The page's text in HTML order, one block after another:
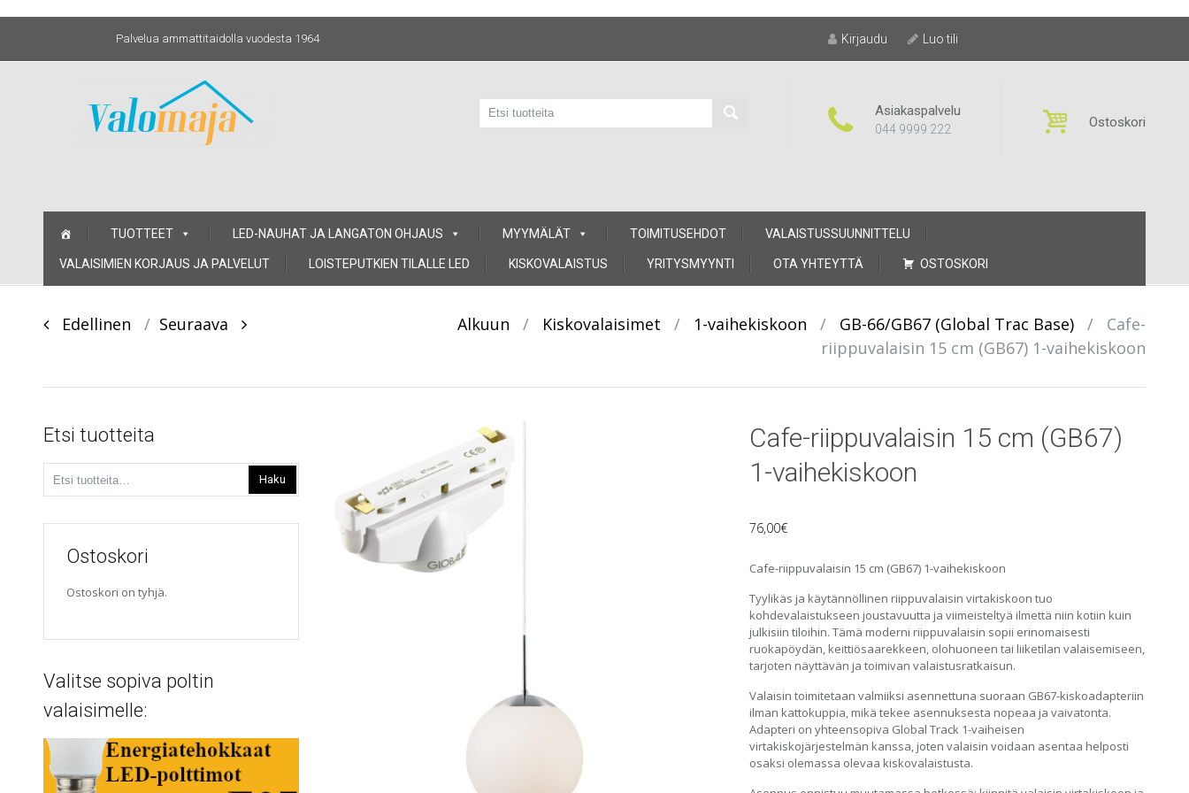
Palvelua ammattitaidolla vuodesta 1964 Kirjaudu Luo tili
Asiakaspalvelu
044 9999 222 Ostoskori
TUOTTEET LED-NAUHAT JA LANGATON OHJAUS MYYMÄLÄT TOIMITUSEHDOT VALAISTUSSUUNNITTELU
VALAISIMIEN KORJAUS JA PALVELUT LOISTEPUTKIEN TILALLE LED KISKOVALAISTUS YRITYSMYYNTI OTA YHTEYTTÄ OSTOSKORI
Post
Edellinen Seuraava Alkuun / Kiskovalaisimet / 1-vaihekiskoon / GB-66/GB67 (Global Trac Base) /
Cafe-
riippuvalaisin 15 cm (GB67) 1-vaihekiskoon
Cafe-riippuvalaisin 15 cm (GB67)
1-vaihekiskoon
76,00€
Cafe-riippuvalaisin 15 cm (GB67) 1-vaihekiskoon
Tyylikäs ja käytännöllinen riippuvalaisin virtakiskoon tuo
kohdevalaistukseen joustavuutta ja viimeisteltyä ilmettä niin kotiin kuin
julkisiin tiloihin. Tämä moderni riippuvalaisin sopii erinomaisesti
ruokapöydän, keittiösaarekkeen, olohuoneen tai liiketilan valaisemiseen,
tarjoten näyttävän ja toimivan valaistusratkaisun.
Valaisin toimitetaan valmiiksi asennettuna suoraan GB67-kiskoadapteriin
ilman kattokuppia, mikä tekee asennuksesta nopeaa ja vaivatonta.
Adapteri on yhteensopiva Global Track 1-vaiheisen
virtakiskojärjestelmän kanssa, joten valaisin voidaan asentaa helposti
osaksi olemassa olevaa kiskovalaistusta.
Etsi tuotteita
Haku
Ostoskori
Ostoskori on tyhjä.
Valitse sopiva poltin
valaisimelle: